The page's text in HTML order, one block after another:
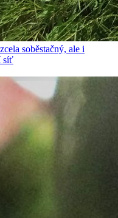
soběstačný, ale i
síť